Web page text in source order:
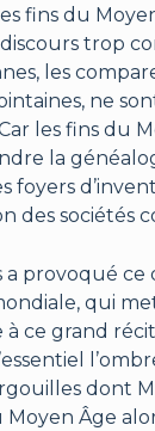
fins du
trop
les
ne
les fins du
la
foyers
sociétés
a provoqué
qui
ce grand
dont
Âge